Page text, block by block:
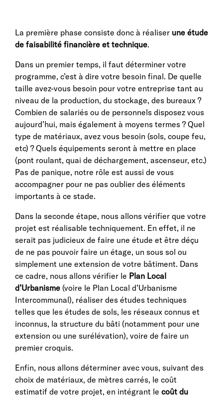
La première phase consiste donc à réaliser une étude
de faisabilité financière et technique.
Dans un premier temps, il faut déterminer votre
programme, c’est à dire votre besoin final. De quelle
taille avez-vous besoin pour votre entreprise tant au
niveau de la production, du stockage, des bureaux ?
Combien de salariés ou de personnels disposez vous
aujourd’hui, mais également à moyens termes ? Quel
type de matériaux, avez vous besoin (sols, coupe feu,
etc) ? Quels équipements seront à mettre en place
(pont roulant, quai de déchargement, ascenseur, etc.)
Pas de panique, notre rôle est aussi de vous
accompagner pour ne pas oublier des éléments
importants à ce stade.
Dans la seconde étape, nous allons vérifier que votre
projet est réalisable techniquement. En effet, il ne
serait pas judicieux de faire une étude et être déçu
de ne pas pouvoir faire un étage, un sous sol ou
simplement une extension de votre bâtiment. Dans
ce cadre, nous allons vérifier le Plan Local
d’Urbanisme (voire le Plan Local d’Urbanisme
Intercommunal), réaliser des études techniques
telles que les études de sols, les réseaux connus et
inconnus, la structure du bâti (notamment pour une
extension ou une surélévation), voire de faire un
premier croquis.
Enfin, nous allons déterminer avec vous, suivant des
choix de matériaux, de mètres carrés, le coût
estimatif de votre projet, en intégrant le coût du